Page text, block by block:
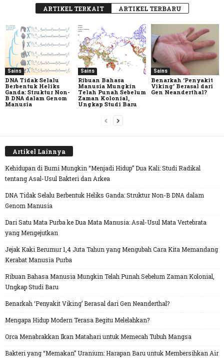
ARTIKEL TERKAIT ARTIKEL TERBARU
Sains
DNA Tidak Selalu
Berbentuk Heliks
Ganda: Struktur Non-
B DNA dalam Genom
Manusia
Sains
Ribuan Bahasa
Manusia Mungkin
Telah Punah Sebelum
Zaman Kolonial,
Ungkap Studi Baru
Sains
Benarkah ‘Penyakit
Viking’ Berasal dari
Gen Neanderthal?
Artikel Lainnya
Kehidupan di Bumi Mungkin “Menjadi Hidup” Dua Kali: Studi Radikal
tentang Asal-Usul Bakteri dan Arkea
DNA Tidak Selalu Berbentuk Heliks Ganda: Struktur Non-B DNA dalam
Genom Manusia
Dari Satu Mata Purba ke Dua Mata Manusia: Asal-Usul Mata Vertebrata
yang Mengejutkan
Jejak Kaki Berumur 1,4 Juta Tahun yang Mengubah Cara Kita Memandang
Kerabat Manusia Purba
Ribuan Bahasa Manusia Mungkin Telah Punah Sebelum Zaman Kolonial,
Ungkap Studi Baru
Benarkah ‘Penyakit Viking’ Berasal dari Gen Neanderthal?
Mengapa Hidup Modern Terasa Begitu Melelahkan?
Orca Menabrakkan Ikan Matahari untuk Memecah Tubuh Mangsa
Bakteri yang “Memakan” Uranium: Harapan Baru untuk Membersihkan Air